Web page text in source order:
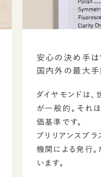
安心の決め手は
国内外の最大
ダイヤモンドは
が一般的。それ
価基準です。
ブリリアンスプ
機関による発行
います。